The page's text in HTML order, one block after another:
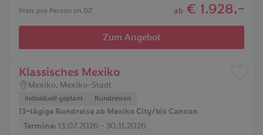
Preis pro Person im DZ ab € 1.928,-
Zum Angebot
Klassisches Mexiko
Mexiko, Mexiko-Stadt
Individuell geplant Rundreisen
13-tägige Rundreise ab Mexiko City/bis Cancun
Termine: 13.07.2026 - 30.11.2026